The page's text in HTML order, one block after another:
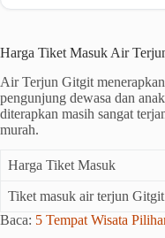
Harga Tiket Masuk Air
Air Terjun Gitgit
pengunjung dewasa dan
diterapkan masih sangat
murah.
Harga Tiket Masuk
Tiket masuk air terjun Gitgit
Baca: 5 Tempat Wisata